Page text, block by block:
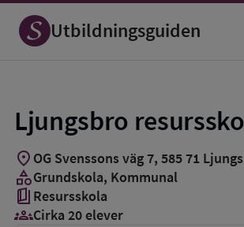
Utbildningsguiden
Ljungsbro
Spara
som
favorit
location_on OG Svenssons väg 7, 585 71
categoryGrundskola, Kommunal
book_5 Resursskola
groups_3Cirka 20 elever